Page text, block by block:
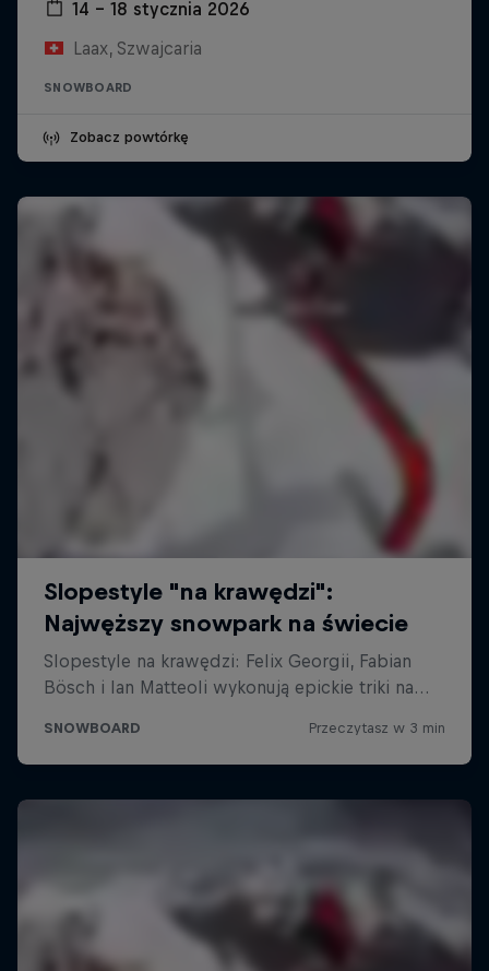
14 – 18 stycznia 2026
Laax, Szwajcaria
SNOWBOARD
Zobacz powtórkę